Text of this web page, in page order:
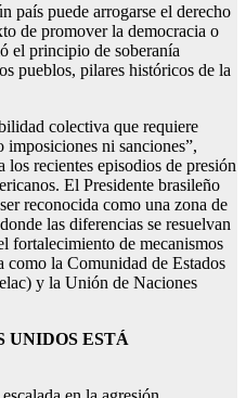
país puede arrogarse el derecho
de promover la democracia o
el principio de soberanía
pueblos, pilares históricos de la
colectiva que requiere
ni sanciones”,
recientes episodios de presión
El Presidente brasileño
reconocida como una zona de
las diferencias se resuelvan
fortalecimiento de mecanismos
como la Comunidad de Estados
y la Unión de Naciones
UNIDOS ESTÁ